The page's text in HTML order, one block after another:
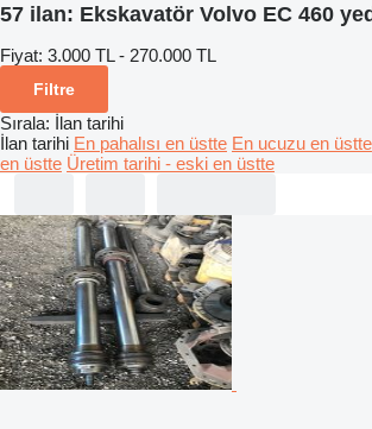
57 ilan: Ekskavatör Volvo EC 460
Fiyat: 3.000 TL - 270.000 TL
Filtre
Sırala: İlan tarihi
İlan tarihi En pahalısı en üstte En ucuzu en üstte
en üstte Üretim tarihi - eski en üstte